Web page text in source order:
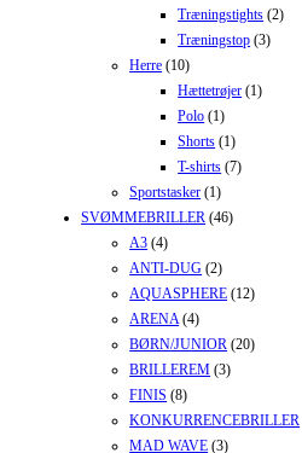
Træningstights (2)
Træningstop (3)
Herre (10)
Hættetrøjer (1)
Polo (1)
Shorts (1)
T-shirts (7)
Sportstasker (1)
SVØMMEBRILLER (46)
A3 (4)
ANTI-DUG (2)
AQUASPHERE (12)
ARENA (4)
BØRN/JUNIOR (20)
BRILLEREM (3)
FINIS (8)
KONKURRENCEBRILLER
MAD WAVE (3)